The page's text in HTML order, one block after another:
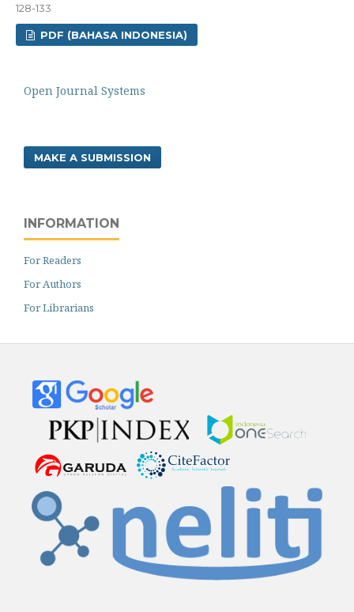
128-133
PDF (BAHASA INDONESIA)
Open Journal Systems
MAKE A SUBMISSION
INFORMATION
For Readers
For Authors
For Librarians